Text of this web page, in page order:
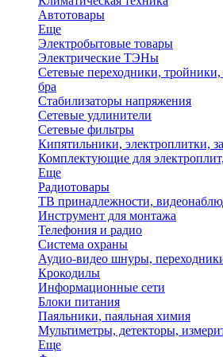
Автотовары
Еще
Электробытовые товары
Электрические ТЭНы
Сетевые переходники,
бра
Стабилизаторы напряжения
Сетевые удлинители
Сетевые фильтры
Кипятильники, электроплитки,
Комплектующие для
Еще
Радиотовары
ТВ принадлежности,
Инструмент для монтажа
Телефония и радио
Система охраны
Аудио-видео шнуры,
Крокодилы
Информационные сети
Блоки питания
Паяльники, паяльная химия
Мультиметры, детекторы,
Еще